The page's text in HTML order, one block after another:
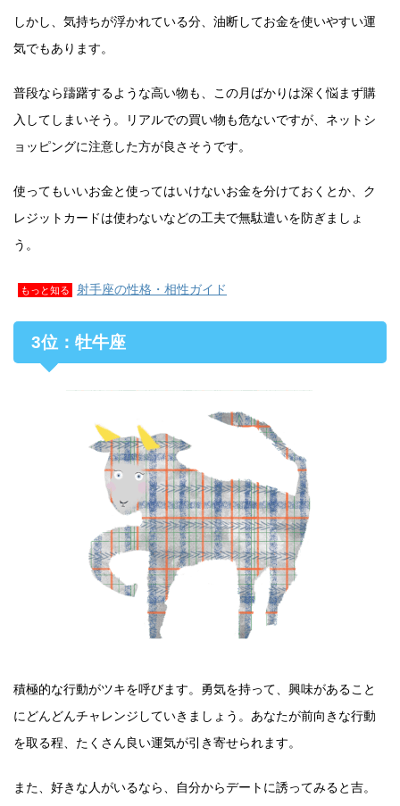
しかし、気持ちが浮かれている分、油断してお金を使いやすい運
気でもあります。
普段なら躊躇するような高い物も、この月ばかりは深く悩まず購
入してしまいそう。リアルでの買い物も危ないですが、ネットシ
ョッピングに注意した方が良さそうです。
使ってもいいお金と使ってはいけないお金を分けておくとか、ク
レジットカードは使わないなどの工夫で無駄遣いを防ぎましょ
う。
もっと知る 射手座の性格・相性ガイド
3位：牡牛座
積極的な行動がツキを呼びます。勇気を持って、興味があること
にどんどんチャレンジしていきましょう。あなたが前向きな行動
を取る程、たくさん良い運気が引き寄せられます。
また、好きな人がいるなら、自分からデートに誘ってみると吉。